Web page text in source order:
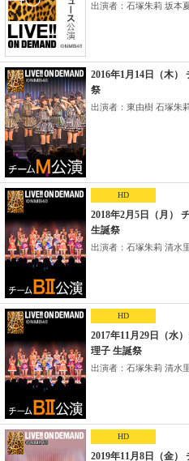
出演者：石塚朱莉 坂本
2016年1月14日（木
祭
出演者：東由樹 石塚朱
HD
2018年2月5日（月）
生誕祭
出演者：石塚朱莉 清水
HD
2017年11月29日（水
理子 生誕祭
出演者：石塚朱莉 清水
HD
2019年11月8日（金